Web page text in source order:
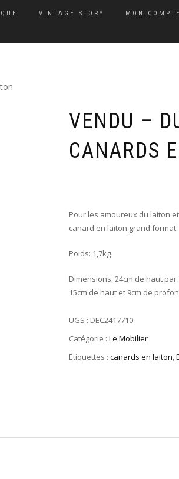
VINTAGE STORY MON COMPTE
VENDU –
CANARDS
Pour les amoureux du laiton
canard en laiton grand format.
Poids: 1,7kg
Dimensions: 24cm de haut
15cm de haut et 9cm de
UGS : DEC2417710
Catégorie : Le Mobilier
Étiquettes : canards en laiton,